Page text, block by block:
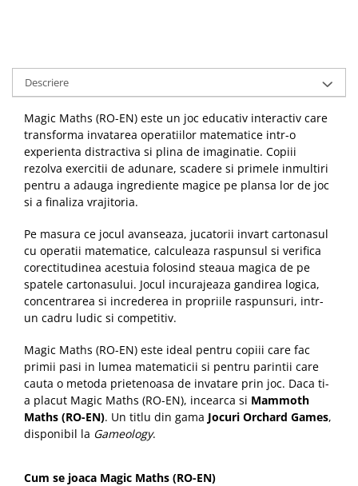
Descriere
Magic Maths (RO-EN) este un joc educativ interactiv care
transforma invatarea operatiilor matematice intr-o
experienta distractiva si plina de imaginatie. Copiii
rezolva exercitii de adunare, scadere si primele inmultiri
pentru a adauga ingrediente magice pe plansa lor de joc
si a finaliza vrajitoria.
Pe masura ce jocul avanseaza, jucatorii invart cartonasul
cu operatii matematice, calculeaza raspunsul si verifica
corectitudinea acestuia folosind steaua magica de pe
spatele cartonasului. Jocul incurajeaza gandirea logica,
concentrarea si increderea in propriile raspunsuri, intr-
un cadru ludic si competitiv.
Magic Maths (RO-EN) este ideal pentru copiii care fac
primii pasi in lumea matematicii si pentru parintii care
cauta o metoda prietenoasa de invatare prin joc. Daca ti-
a placut Magic Maths (RO-EN), incearca si Mammoth
Maths (RO-EN). Un titlu din gama Jocuri Orchard Games,
disponibil la Gameology.
Cum se joaca Magic Maths (RO-EN)